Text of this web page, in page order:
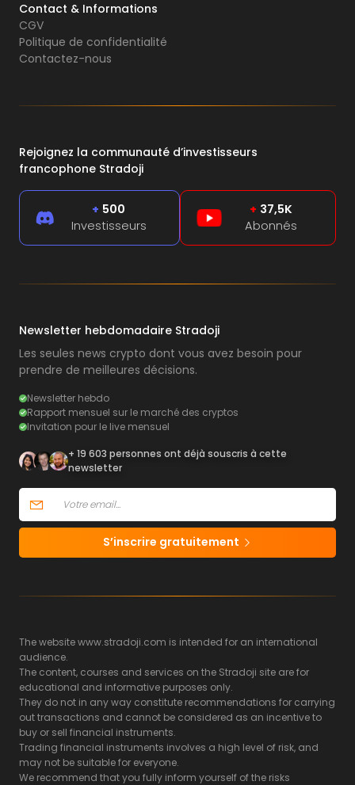
Contact & Informations
CGV
Politique de confidentialité
Contactez-nous
Rejoignez la communauté d’investisseurs
francophone Stradoji
+ 500
Investisseurs
+ 37,5K
Abonnés
Newsletter hebdomadaire Stradoji
Les seules news crypto dont vous avez besoin pour
prendre de meilleures décisions.
Newsletter hebdo
Rapport mensuel sur le marché des cryptos
Invitation pour le live mensuel
+ 19 603 personnes ont déjà souscris à cette
newsletter
S’inscrire gratuitement
The website www.stradoji.com is intended for an international
audience.
The content, courses and services on the Stradoji site are for
educational and informative purposes only.
They do not in any way constitute recommendations for carrying
out transactions and cannot be considered as an incentive to
buy or sell financial instruments.
Trading financial instruments involves a high level of risk, and
may not be suitable for everyone.
We recommend that you fully inform yourself of the risks